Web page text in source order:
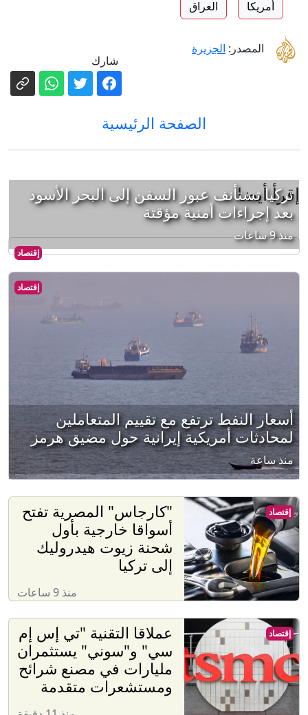
أمريكا العراق
المصدر: الجزيرة
شارك
الصفحة الرئيسية
إقرأ أيضا
إقتصاد
تركيا تستأنف عبور السفن إلى البحر الأسود
بعد إجراءات أمنية مؤقتة
منذ 9 ساعات
إقتصاد
أسعار النفط ترتفع مع تقييم المتعاملين
لمحادثات أمريكية إيرانية حول مضيق هرمز
منذ ساعة
"كارجاس" المصرية تفتح
أسواقا خارجية بأول
شحنة زيوت هيدروليك
إلى تركيا
منذ 9 ساعات
إقتصاد
عملاقا التقنية "تي إس إم
سي" و"سوني" يستثمران
مليارات في مصنع شرائح
ومستشعرات متقدمة
إقتصاد